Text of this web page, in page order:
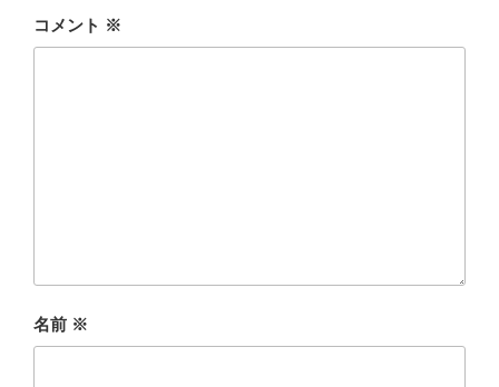
コメント ※
名前 ※